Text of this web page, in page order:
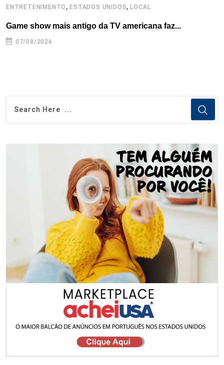
ENTRETENIMENTO ,ESTADOS UNIDOS,LOCAL
Game show mais antigo da TV americana faz...
07/08/2026